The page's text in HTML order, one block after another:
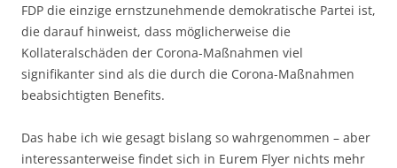
FDP die einzige ernstzunehmende demokratische Partei ist,
die darauf hinweist, dass möglicherweise die
Kollateralschäden der Corona-Maßnahmen viel
signifikanter sind als die durch die Corona-Maßnahmen
beabsichtigten Benefits.
Das habe ich wie gesagt bislang so wahrgenommen – aber
interessanterweise findet sich in Eurem Flyer nichts mehr